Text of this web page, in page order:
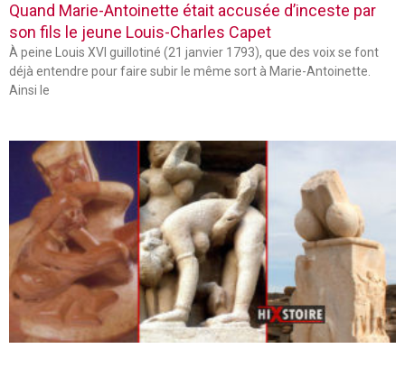
Quand Marie-Antoinette était accusée d’inceste par
son fils le jeune Louis-Charles Capet
À peine Louis XVI guillotiné (21 janvier 1793), que des voix se font
déjà entendre pour faire subir le même sort à Marie-Antoinette.
Ainsi le